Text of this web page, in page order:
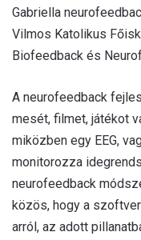
Gabriella
Vilmos Katolikus
Biofeedback és
A neurofeedback
mesét, filmet, játékot
miközben egy EEG,
monitorozza
neurofeedback
közös, hogy a
arról, az adott